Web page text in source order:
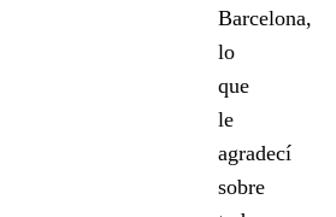
Barcelona,
lo
que
le
agradecí
sobre